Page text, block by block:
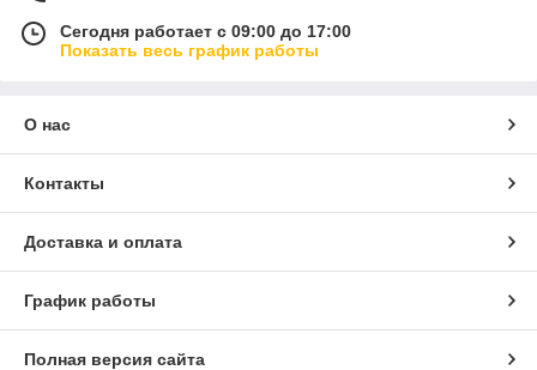
Сегодня работает с 09:00 до 17:00
Показать весь график работы
О нас
Контакты
Доставка и оплата
График работы
Полная версия сайта